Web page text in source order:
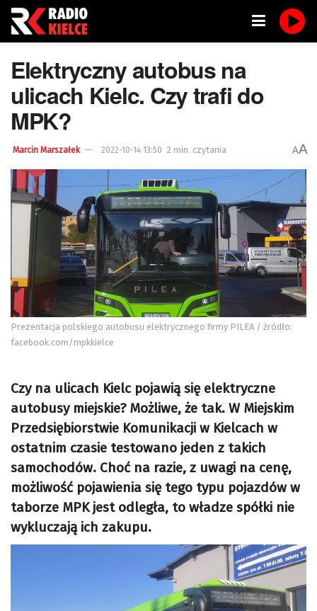
Elektryczny autobus na
ulicach Kielc. Czy trafi do
MPK?
Marcin Marszałek 2022-10-14 13:50 2 min. czytania AA
Prezentacja polskiego autobusu elektrycznego firmy PILEA / źródło:
facebook.com/mpkkielce
Czy na ulicach Kielc pojawią się elektryczne
autobusy miejskie? Możliwe, że tak. W Miejskim
Przedsiębiorstwie Komunikacji w Kielcach w
ostatnim czasie testowano jeden z takich
samochodów. Choć na razie, z uwagi na cenę,
możliwość pojawienia się tego typu pojazdów w
taborze MPK jest odległa, to władze spółki nie
wykluczają ich zakupu.